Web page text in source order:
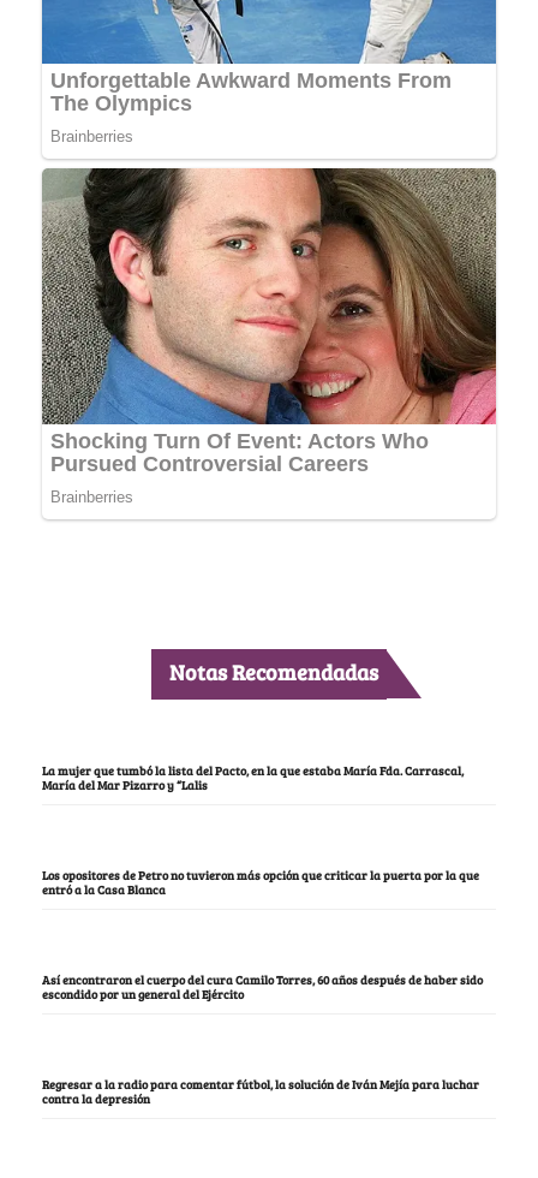
Notas Recomendadas
La mujer que tumbó la lista del Pacto, en la que estaba María Fda. Carrascal,
María del Mar Pizarro y “Lalis
Los opositores de Petro no tuvieron más opción que criticar la puerta por la que
entró a la Casa Blanca
Así encontraron el cuerpo del cura Camilo Torres, 60 años después de haber sido
escondido por un general del Ejército
Regresar a la radio para comentar fútbol, la solución de Iván Mejía para luchar
contra la depresión